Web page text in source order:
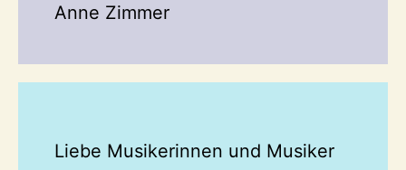
Anne Zimmer
Liebe Musikerinnen und Musiker